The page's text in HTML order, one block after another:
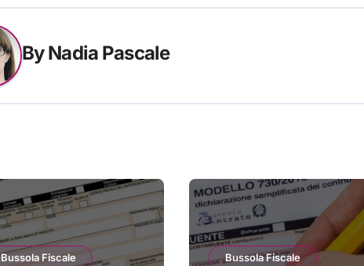
ByNadia Pascale
Bussola Fiscale Bussola Fiscale